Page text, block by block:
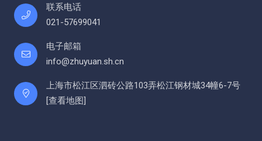
联系电话
021-57699041
电子邮箱
info@zhuyuan.sh.cn
上海市松江区泗砖公路103弄松江钢材城34幢6-7号
[查看地图]